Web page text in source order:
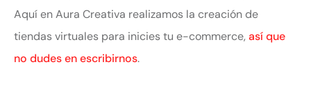
Aquí en Aura Creativa realizamos la creación de
tiendas virtuales para inicies tu e-commerce, así que
no dudes en escribirnos.